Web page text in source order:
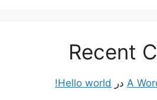
Recent
A در Hello world!